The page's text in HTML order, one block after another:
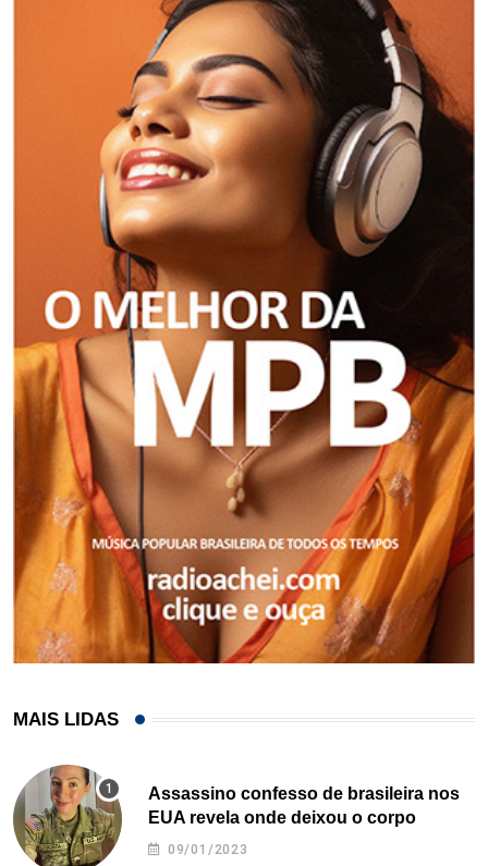
MAIS LIDAS
Assassino confesso de brasileira nos
EUA revela onde deixou o corpo
09/01/2023